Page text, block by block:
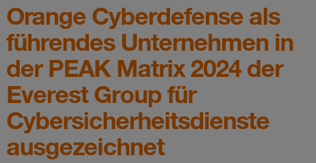
Orange Cyberdefense als
führendes Unternehmen in
der PEAK Matrix 2024 der
Everest Group für
Cybersicherheitsdienste
ausgezeichnet